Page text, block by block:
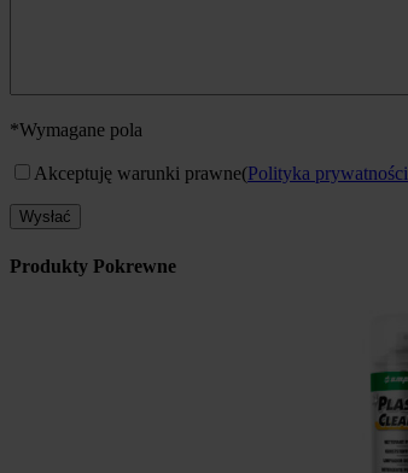
*Wymagane pola
Akceptuję warunki prawne(Polityka prywatności
Produkty Pokrewne